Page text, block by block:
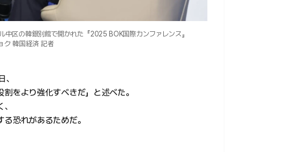
中区の韓銀別館で開かれた『2025 BOK国際カンファレンス』
ク 韓国経済 記者
割をより強化すべきだ」と述べた。
恐れがあるためだ。